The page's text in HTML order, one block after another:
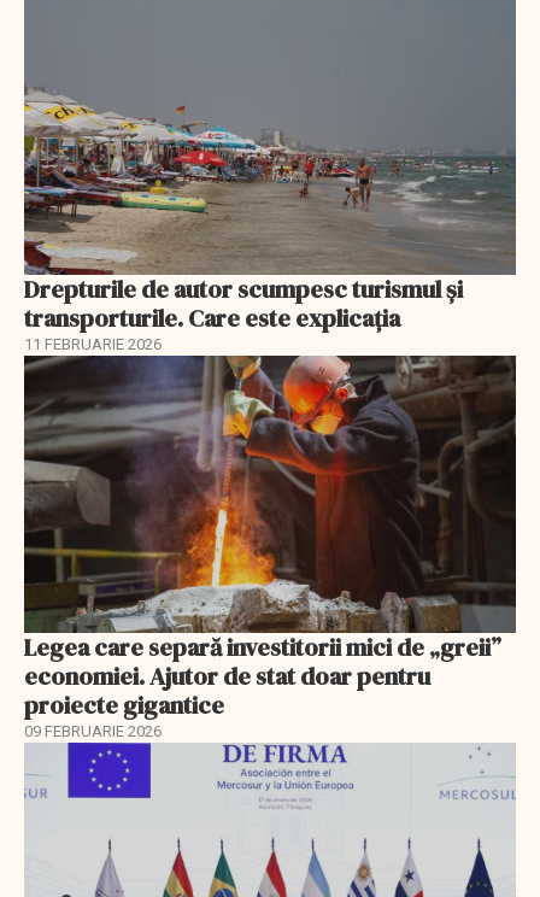
Drepturile de autor scumpesc turismul și
transporturile. Care este explicația
11 FEBRUARIE 2026
Legea care separă investitorii mici de „greii”
economiei. Ajutor de stat doar pentru
proiecte gigantice
09 FEBRUARIE 2026